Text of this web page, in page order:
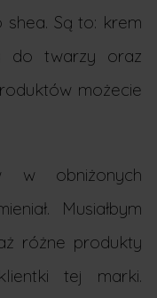
Są to: krem
do twarzy oraz
możecie
w obniżonych
Musiałbym
różne produkty
tej marki.